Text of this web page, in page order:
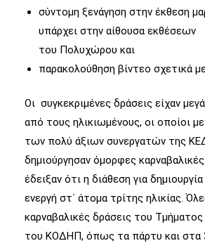
σύντομη ξενάγηση στην έκθεση
υπάρχει στην αίθουσα εκθέσεων
του Πολυχώρου και
παρακολούθηση βίντεο σχετικά
Οι συγκεκριμένες δράσεις είχαν
από τους ηλικιωμένους, οι οποίοι
των πολύ άξιων συνεργατών της
δημιούργησαν όμορφες
έδειξαν ότι η διάθεση για
ενεργή στ΄ άτομα τρίτης ηλικίας.
καρναβαλικές δράσεις του Τμήματος
του ΚΟΔΗΠ, όπως τα πάρτυ και στα